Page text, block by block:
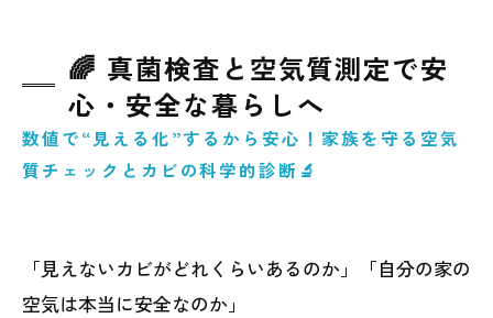
🌈 真菌検査と空気質測定で安
心・安全な暮らしへ
数値で“見える化”するから安心！家族を守る空気
質チェックとカビの科学的診断🔬
「見えないカビがどれくらいあるのか」「自分の家の
空気は本当に安全なのか」